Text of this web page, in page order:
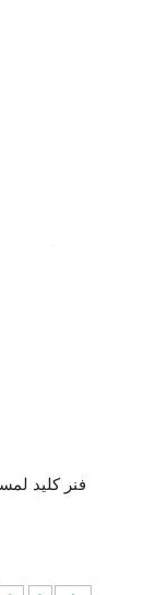
فنر کلید